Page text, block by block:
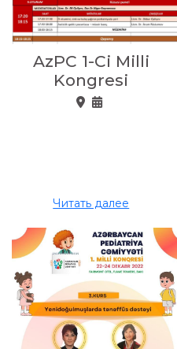
AzPC 1-Ci Milli
Kongresi
Читать далее